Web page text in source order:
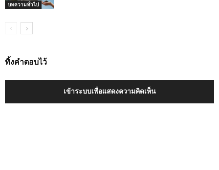
บทความทั่วไป
ทิ้งคำตอบไว้
เข้าระบบเพื่อแสดงความคิดเห็น